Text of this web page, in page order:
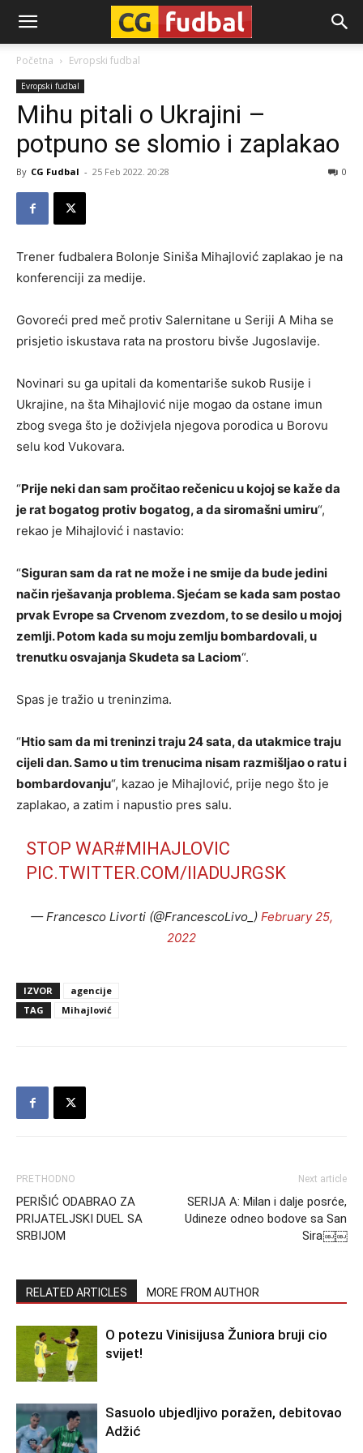
CG-
Fudbal
Početna Evropski fudbal
Evropski fudbal
Mihu pitali o Ukrajini –
potpuno se slomio i zaplakao
By CG Fudbal - 25 Feb 2022. 20:28 0
Trener fudbalera Bolonje Siniša Mihajlović zaplakao je na
konferenciji za medije.
Govoreći pred meč protiv Salernitane u Seriji A Miha se
prisjetio iskustava rata na prostoru bivše Jugoslavije.
Novinari su ga upitali da komentariše sukob Rusije i
Ukrajine, na šta Mihajlović nije mogao da ostane imun
zbog svega što je doživjela njegova porodica u Borovu
selu kod Vukovara.
“Prije neki dan sam pročitao rečenicu u kojoj se kaže da
je rat bogatog protiv bogatog, a da siromašni umiru“,
rekao je Mihajlović i nastavio:
“Siguran sam da rat ne može i ne smije da bude jedini
način rješavanja problema. Sjećam se kada sam postao
prvak Evrope sa Crvenom zvezdom, to se desilo u mojoj
zemlji. Potom kada su moju zemlju bombardovali, u
trenutku osvajanja Skudeta sa Laciom“.
Spas je tražio u treninzima.
“Htio sam da mi treninzi traju 24 sata, da utakmice traju
cijeli dan. Samo u tim trenucima nisam razmišljao o ratu i
bombardovanju“, kazao je Mihajlović, prije nego što je
zaplakao, a zatim i napustio pres salu.
STOP WAR#MIHAJLOVIC
PIC.TWITTER.COM/IIADUJRGSK
— Francesco Livorti (@FrancescoLivo_) February 25,
2022
IZVOR
agencije
TAG
Mihajlović
PRETHODNO
PERIŠIĆ ODABRAO ZA
PRIJATELJSKI DUEL SA
SRBIJOM
Next article
SERIJA A: Milan i dalje posrće,
Udineze odneo bodove sa San
Sira￼￼
RELATED ARTICLES MORE FROM AUTHOR
O potezu Vinisijusa Žuniora bruji cio
svijet!
Sasuolo ubjedljivo poražen, debitovao
Adžić